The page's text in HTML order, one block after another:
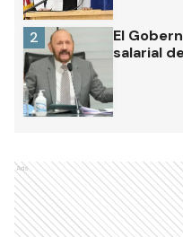
El
salarial
2
Ads